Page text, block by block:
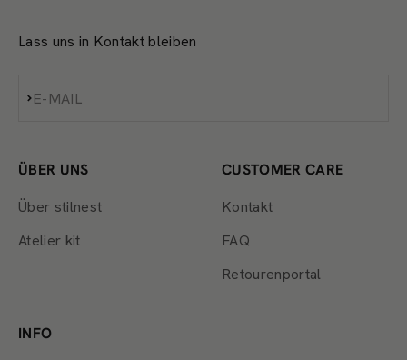
Lass uns in Kontakt bleiben
E-MAIL
Abonnieren
ÜBER UNS
Über stilnest
Atelier kit
CUSTOMER CARE
Kontakt
FAQ
Retourenportal
INFO